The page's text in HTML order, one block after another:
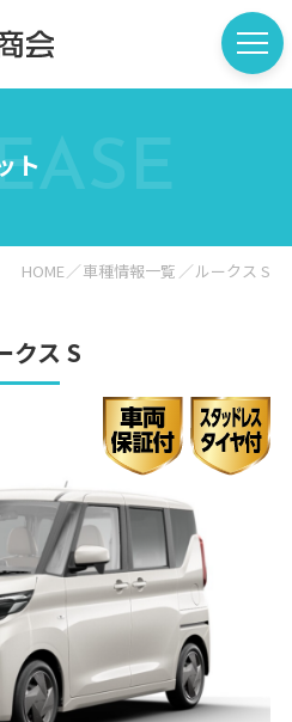
ト
HOME 車種情報一覧 ルークス S
クス S